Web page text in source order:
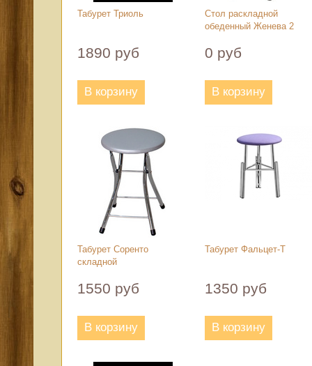
Табурет Триоль
1890 руб
В корзину
Стол раскладной
обеденный Женева 2
0 руб
В корзину
Табурет Соренто
складной
1550 руб
В корзину
Табурет Фальцет-Т
1350 руб
В корзину